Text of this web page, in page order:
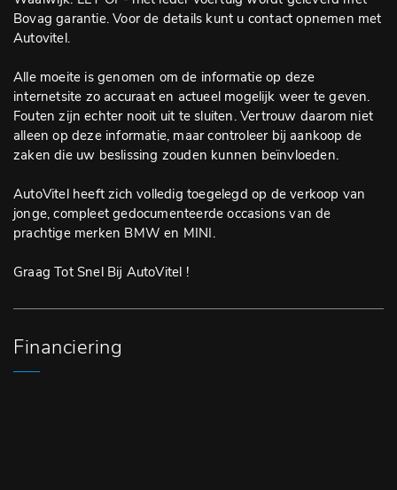
Bovag garantie. Voor de details kunt u contact opnemen met
Autovitel.
Alle moeite is genomen om de informatie op deze
internetsite zo accuraat en actueel mogelijk weer te geven.
Fouten zijn echter nooit uit te sluiten. Vertrouw daarom niet
alleen op deze informatie, maar controleer bij aankoop de
zaken die uw beslissing zouden kunnen beïnvloeden.
AutoVitel heeft zich volledig toegelegd op de verkoop van
jonge, compleet gedocumenteerde occasions van de
prachtige merken BMW en MINI.
Graag Tot Snel Bij AutoVitel !
Financiering